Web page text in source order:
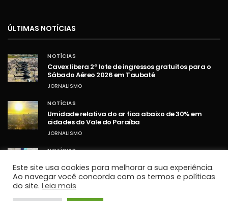
ÚLTIMAS NOTÍCIAS
NOTÍCIAS
Cavex libera 2º lote de ingressos gratuitos para o
Sábado Aéreo 2026 em Taubaté
JORNALISMO
NOTÍCIAS
Umidade relativa do ar fica abaixo de 30% em
cidades do Vale do Paraíba
JORNALISMO
NOTÍCIAS
ampliação da Lei Maria da Penha
JORNALISMO
Este site usa cookies para melhorar a sua experiência.
Ao navegar você concorda com os termos e políticas
do site. Leia mais